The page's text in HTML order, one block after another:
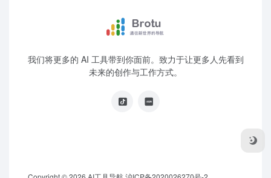
我们将更多的 AI 工具带到你面前。致力于让更多人先看到
未来的创作与工作方式。